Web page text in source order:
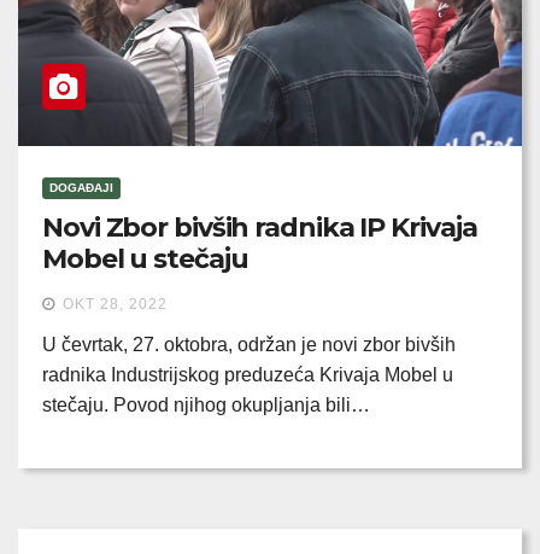
DOGAĐAJI
Novi Zbor bivših radnika IP Krivaja
Mobel u stečaju
OKT 28, 2022
U čevrtak, 27. oktobra, održan je novi zbor bivših
radnika Industrijskog preduzeća Krivaja Mobel u
stečaju. Povod njihog okupljanja bili…